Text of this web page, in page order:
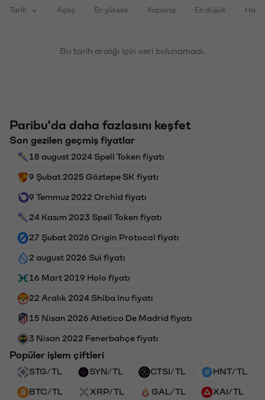
Tarih Açılış En yüksek Kapanış En düşük
Bu tarih aralığı için veri bulunamadı.
Paribu'da daha fazlasını keşfet
Son gezilen geçmiş fiyatlar
18 august 2024 Spell Token fiyatı
9 Şubat 2025 Göztepe SK fiyatı
9 Temmuz 2022 Orchid fiyatı
24 Kasım 2023 Spell Token fiyatı
27 Şubat 2026 Origin Protocol fiyatı
2 august 2026 Sui fiyatı
16 Mart 2019 Holo fiyatı
22 Aralık 2024 Shiba Inu fiyatı
15 Nisan 2026 Atletico De Madrid fiyatı
3 Nisan 2022 Fenerbahçe fiyatı
Popüler işlem çiftleri
STG/TL SYN/TL CTSI/TL HNT/TL
BTC/TL XRP/TL GAL/TL XAI/TL